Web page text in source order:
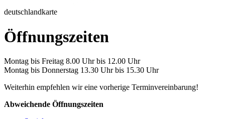
deutschlandkarte
Öffnungszeiten
Montag bis Freitag 8.00 Uhr bis 12.00 Uhr
Montag bis Donnerstag 13.30 Uhr bis 15.30 Uhr
Weiterhin empfehlen wir eine vorherige Terminvereinbarung!
Abweichende Öffnungszeiten